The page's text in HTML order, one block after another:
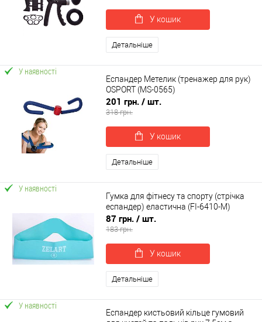
У кошик
Детальніше
У наявності
Еспандер Метелик (тренажер для рук)
OSPORT (MS-0565)
201 грн. / шт.
318 грн.
У кошик
Детальніше
У наявності
Гумка для фітнесу та спорту (стрічка
еспандер) еластична (FI-6410-M)
87 грн. / шт.
183 грн.
У кошик
Детальніше
У наявності
Еспандер кистьовий кільце гумовий